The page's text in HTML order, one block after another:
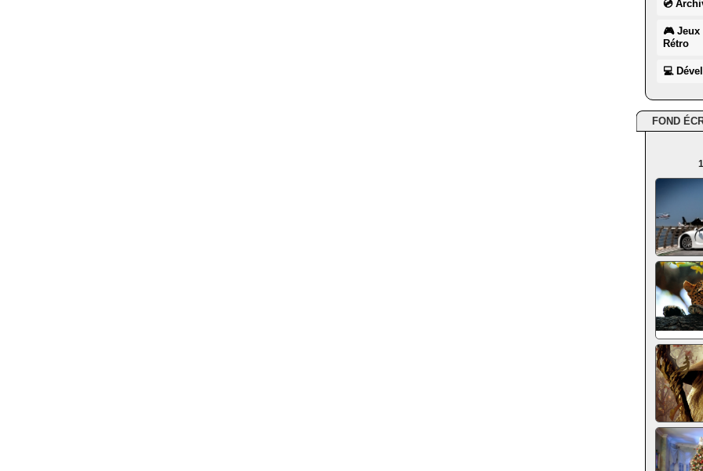
💿
🎮 Jeux
Rétro
💻
FOND